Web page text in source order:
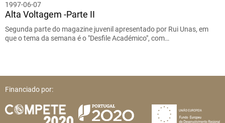
1997-06-07
Alta Voltagem -Parte II
Segunda parte do magazine juvenil apresentado por Rui Unas, em
que o tema da semana é o "Desfile Académico", com…
Financiado por: